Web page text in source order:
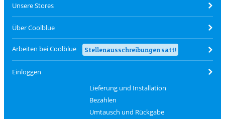
Unsere Stores
Über Coolblue
Arbeiten bei Coolblue Stellenausschreibungen satt!
Einloggen
Lieferung und Installation
Bezahlen
Umtausch und Rückgabe